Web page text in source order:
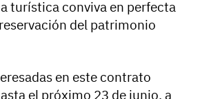
turística conviva en perfecta
del patrimonio
en este contrato
el próximo 23 de junio, a